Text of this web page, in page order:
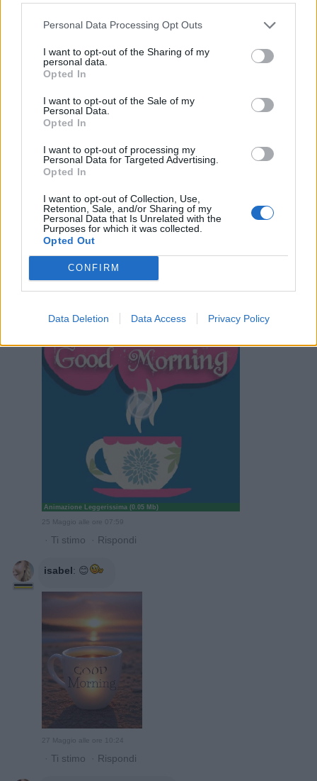
Personal Data Processing Opt Outs
I want to opt-out of the Sharing of my
personal data.
Opted In
I want to opt-out of the Sale of my
Personal Data.
Opted In
I want to opt-out of processing my
Personal Data for Targeted Advertising.
Opted In
I want to opt-out of Collection, Use,
Retention, Sale, and/or Sharing of my
Personal Data that Is Unrelated with the
Purposes for which it was collected.
Opted Out
CONFIRM
Data Deletion Data Access Privacy Policy
isabel:Verdesmeraldo ☕️☕️😊
·Ti stimo ·Rispondi
20 Maggio alle ore 15:21
isabel:😘🍷🍷
21 Maggio alle ore 17:51
·Ti stimo·Rispondi
Animazione Leggerissima (0.05 Mb)
25 Maggio alle ore 07:59
· Ti stimo · Rispondi
isabel: 😊
27 Maggio alle ore 10:24
· Ti stimo · Rispondi